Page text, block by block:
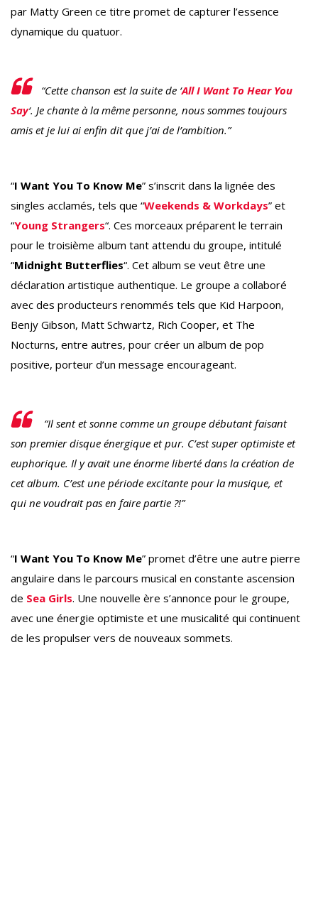
par Matty Green ce titre promet de capturer l’essence
dynamique du quatuor.
“Cette chanson est la suite de ‘All I Want To Hear You
Say‘. Je chante à la même personne, nous sommes toujours
amis et je lui ai enfin dit que j’ai de l’ambition.”
“I Want You To Know Me” s’inscrit dans la lignée des
singles acclamés, tels que “Weekends & Workdays” et
“Young Strangers“. Ces morceaux préparent le terrain
pour le troisième album tant attendu du groupe, intitulé
“Midnight Butterflies“. Cet album se veut être une
déclaration artistique authentique. Le groupe a collaboré
avec des producteurs renommés tels que Kid Harpoon,
Benjy Gibson, Matt Schwartz, Rich Cooper, et The
Nocturns, entre autres, pour créer un album de pop
positive, porteur d’un message encourageant.
“Il sent et sonne comme un groupe débutant faisant
son premier disque énergique et pur. C’est super optimiste et
euphorique. Il y avait une énorme liberté dans la création de
cet album. C’est une période excitante pour la musique, et
qui ne voudrait pas en faire partie ?!”
“I Want You To Know Me” promet d’être une autre pierre
angulaire dans le parcours musical en constante ascension
de Sea Girls. Une nouvelle ère s’annonce pour le groupe,
avec une énergie optimiste et une musicalité qui continuent
de les propulser vers de nouveaux sommets.